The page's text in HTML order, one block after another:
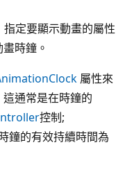
指定要顯示動畫的屬性
時鐘。
屬性來
這通常是在時鐘的
控制;
鐘的有效持續時間為